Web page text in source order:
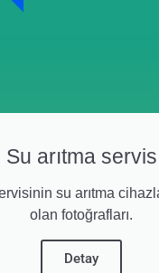
Su arıtma servis
su arıtma
olan fotoğrafları.
Detay